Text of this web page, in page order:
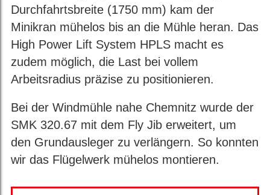
Durchfahrtsbreite (1750 mm) kam der
Minikran mühelos bis an die Mühle heran. Das
High Power Lift System HPLS macht es
zudem möglich, die Last bei vollem
Arbeitsradius präzise zu positionieren.
Bei der Windmühle nahe Chemnitz wurde der
SMK 320.67 mit dem Fly Jib erweitert, um
den Grundausleger zu verlängern. So konnten
wir das Flügelwerk mühelos montieren.